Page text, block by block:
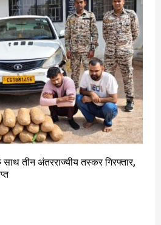
तीन अंतरराज्यीय तस्कर गिरफ्तार,